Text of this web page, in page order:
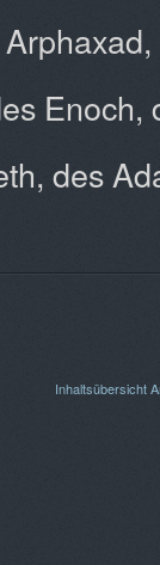
Enoch,
des
Inhaltsübersicht